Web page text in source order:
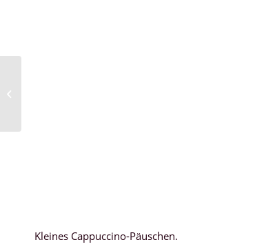
Kleines Cappuccino-Päuschen.